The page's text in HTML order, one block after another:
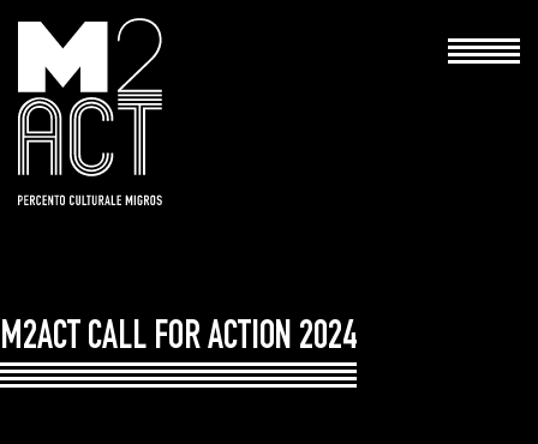
M2ACT CALL FOR ACTION 2024